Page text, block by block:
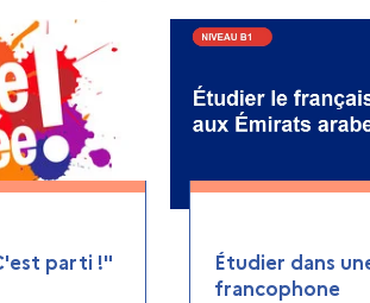
parti !"
Étudier dans
francophone